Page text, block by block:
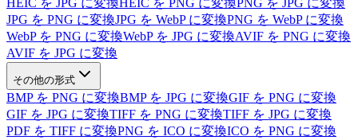
HEIC を JPG に変換HEIC を PNG に変換PNG を JPG に変換
JPG を PNG に変換JPG を WebP に変換PNG を WebP に変換
WebP を PNG に変換WebP を JPG に変換AVIF を PNG に変換
AVIF を JPG に変換
その他の形式
BMP を PNG に変換BMP を JPG に変換GIF を PNG に変換
GIF を JPG に変換TIFF を PNG に変換TIFF を JPG に変換
PDF を TIFF に変換PNG を ICO に変換ICO を PNG に変換